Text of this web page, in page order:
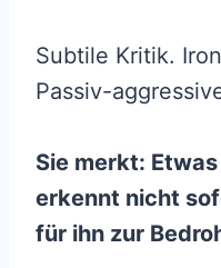
Subtile Kritik.
Passiv-
Sie merkt:
erkennt nicht
für ihn zur